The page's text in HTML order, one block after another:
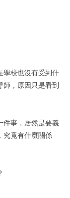
學校也沒有受到什
師，原因只是看到
件事，居然是要義
究竟有什麼關係